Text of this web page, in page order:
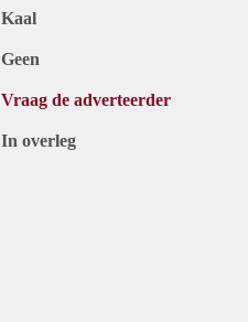
Kaal
Geen
Vraag de adverteerder
In overleg